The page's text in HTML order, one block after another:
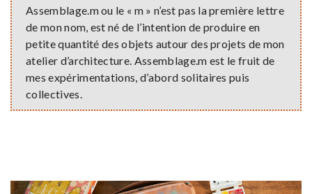
Assemblage.m ou le « m » n’est pas la première lettre
de mon nom, est né de l’intention de produire en
petite quantité des objets autour des projets de mon
atelier d’architecture. Assemblage.m est le fruit de
mes expérimentations, d’abord solitaires puis
collectives.